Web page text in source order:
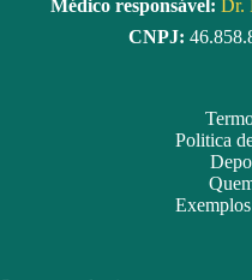
Médico responsável: Dr.
CNPJ:
Politica